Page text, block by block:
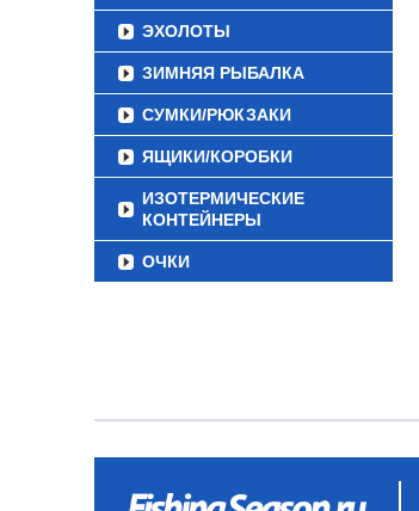
ЭХОЛОТЫ
ЗИМНЯЯ РЫБАЛКА
СУМКИ/РЮКЗАКИ
ЯЩИКИ/КОРОБКИ
ИЗОТЕРМИЧЕСКИЕ
КОНТЕЙНЕРЫ
ОЧКИ